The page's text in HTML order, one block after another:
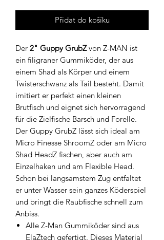
Přidat do košíku
Der 2" Guppy GrubZvon Z-MAN ist
ein filigraner Gummiköder, der aus
einem Shad als Körper und einem
Twisterschwanz als Tail besteht. Damit
imitiert er perfekt einen kleinen
Brutfisch und eignet sich hervorragend
für die Zielfische Barsch und Forelle.
Der Guppy GrubZ lässt sich ideal am
Micro Finesse ShroomZ oder am Micro
Shad HeadZ fischen, aber auch am
Einzelhaken und am Flexible Head.
Schon bei langsamstem Zug entfaltet
er unter Wasser sein ganzes Köderspiel
und bringt die Raubfische schnell zum
Anbiss.
Alle Z-Man Gummiköder sind aus
ElaZtech gefertigt. Dieses Material